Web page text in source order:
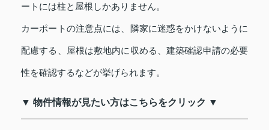
ートには柱と屋根しかありません。
カーポートの注意点には、隣家に迷惑をかけないように
配慮する、屋根は敷地内に収める、建築確認申請の必要
性を確認するなどが挙げられます。
▼ 物件情報が見たい方はこちらをクリック ▼